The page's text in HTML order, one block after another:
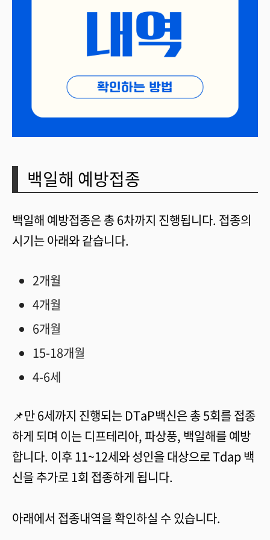
백일해 예방접종
백일해 예방접종은 총 6차까지 진행됩니다. 접종의
시기는 아래와 같습니다.
2개월
4개월
6개월
15-18개월
4-6세
📌만 6세까지 진행되는 DTaP백신은 총 5회를 접종
하게 되며 이는 디프테리아, 파상풍, 백일해를 예방
합니다. 이후 11~12세와 성인을 대상으로 Tdap 백
신을 추가로 1회 접종하게 됩니다.
아래에서 접종내역을 확인하실 수 있습니다.